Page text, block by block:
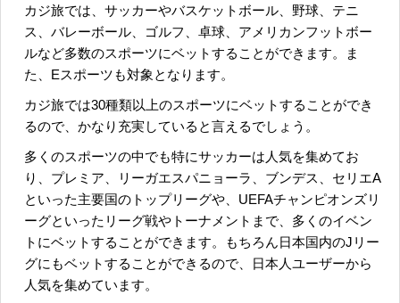
カジ旅では、サッカーやバスケットボール、野球、テニ
ス、バレーボール、ゴルフ、卓球、アメリカンフットボー
ルなど多数のスポーツにベットすることができます。ま
た、Eスポーツも対象となります。
カジ旅では30種類以上のスポーツにベットすることができ
るので、かなり充実していると言えるでしょう。
多くのスポーツの中でも特にサッカーは人気を集めてお
り、プレミア、リーガエスパニョーラ、ブンデス、セリエA
といった主要国のトップリーグや、UEFAチャンピオンズリ
ーグといったリーグ戦やトーナメントまで、多くのイベン
トにベットすることができます。もちろん日本国内のJリー
グにもベットすることができるので、日本人ユーザーから
人気を集めています。